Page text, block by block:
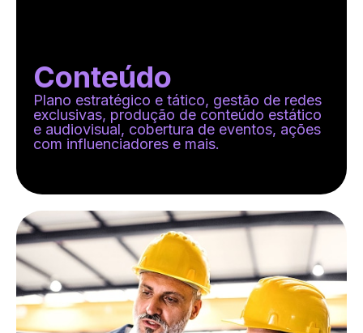
Conteúdo
Plano estratégico e tático, gestão de redes
exclusivas, produção de conteúdo estático
e audiovisual, cobertura de eventos, ações
com influenciadores e mais.